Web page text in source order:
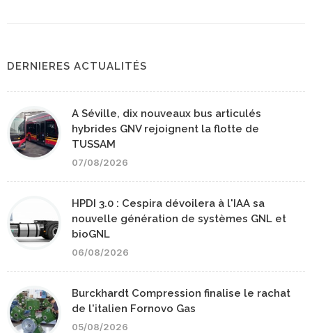
DERNIERES ACTUALITÉS
A Séville, dix nouveaux bus articulés
hybrides GNV rejoignent la flotte de
TUSSAM
07/08/2026
HPDI 3.0 : Cespira dévoilera à l'IAA sa
nouvelle génération de systèmes GNL et
bioGNL
06/08/2026
Burckhardt Compression finalise le rachat
de l'italien Fornovo Gas
05/08/2026